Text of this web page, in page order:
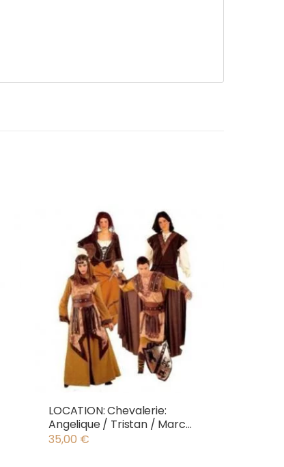
LOCATION: Chevalerie:
Angelique / Tristan / Marc
Antony
35,00 €